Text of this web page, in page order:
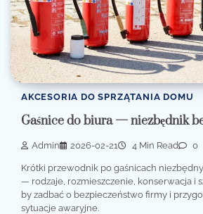
AKCESORIA DO SPRZĄTANIA DOMU
Gaśnice do biura — niezbędnik
Admin 2026-02-21 4 Min Read 0
Krótki przewodnik po gaśnicach
— rodzaje, rozmieszczenie, konserwacja i
by zadbać o bezpieczeństwo firmy i
sytuacje awaryjne.